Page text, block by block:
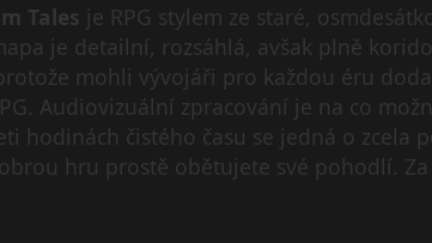
Tales je RPG stylem ze staré,
je detailní, rozsáhlá, avšak plně
mohli vývojáři pro každou éru
Audiovizuální zpracování je na co
hodinách čistého času se jedná o
hru prostě obětujete své pohodlí.